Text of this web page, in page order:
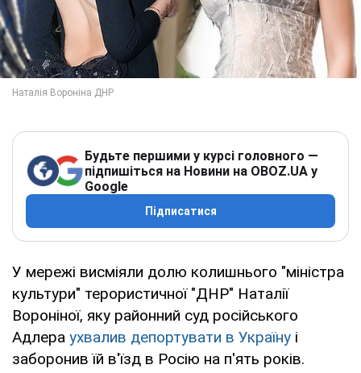
Будьте першими у курсі головного —
підпишіться на Новини на OBOZ.UA у
Google
Підписатися
У мережі висміяли долю колишнього "міністра
культури" терористичної "ДНР" Наталії
Вороніної, яку районний суд російського
Адлера ухвалив депортувати в Україну і
заборонив їй в'їзд в Росію на п'ять років.